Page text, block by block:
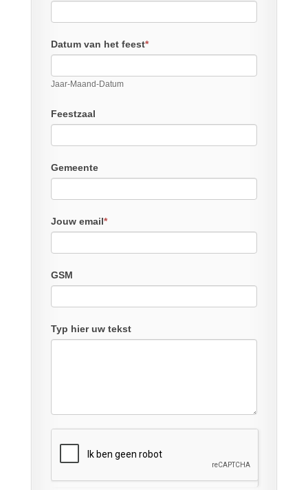
Datum van het feest*
Jaar-Maand-Datum
Feestzaal
Gemeente
Jouw email*
GSM
Typ hier uw tekst